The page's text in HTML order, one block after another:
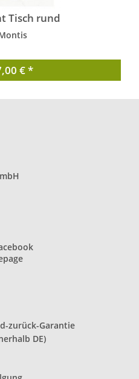
Tisch rund
€ *
zurück-Garantie
DE)